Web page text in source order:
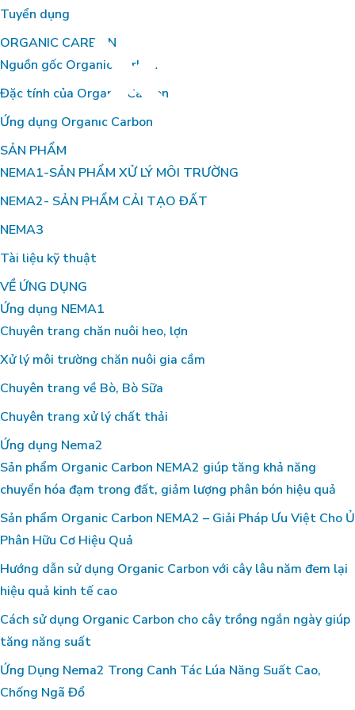
Tuyển dụng
ORGANIC CARBON
Nguồn gốc Organic Carbon
Đặc tính của Organic Carbon
Ứng dụng Organic Carbon
SẢN PHẨM
NEMA1-SẢN PHẨM XỬ LÝ MÔI TRƯỜNG
NEMA2- SẢN PHẨM CẢI TẠO ĐẤT
NEMA3
Tài liệu kỹ thuật
VỀ ỨNG DỤNG
Ứng dụng NEMA1
Chuyên trang chăn nuôi heo, lợn
Xử lý môi trường chăn nuôi gia cầm
Chuyên trang về Bò, Bò Sữa
Chuyên trang xử lý chất thải
Ứng dụng Nema2
Sản phẩm Organic Carbon NEMA2 giúp tăng khả năng
chuyển hóa đạm trong đất, giảm lượng phân bón hiệu quả
Sản phẩm Organic Carbon NEMA2 – Giải Pháp Ưu Việt Cho Ủ
Phân Hữu Cơ Hiệu Quả
Hướng dẫn sử dụng Organic Carbon với cây lâu năm đem lại
hiệu quả kinh tế cao
Cách sử dụng Organic Carbon cho cây trồng ngắn ngày giúp
tăng năng suất
Ứng Dụng Nema2 Trong Canh Tác Lúa Năng Suất Cao,
Chống Ngã Đổ